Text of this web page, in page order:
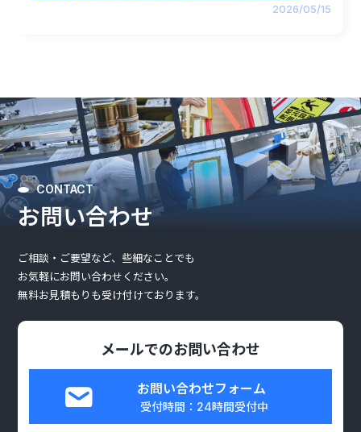
2026/05/15
CONTACT
お問い合わせ
ご相談・ご要望など、些細なことでも
お気軽にお問い合わせください。
無料お見積もりも受け付けております。
メールでのお問い合わせ
お問い合わせフォーム
受付時間：24時間受付中